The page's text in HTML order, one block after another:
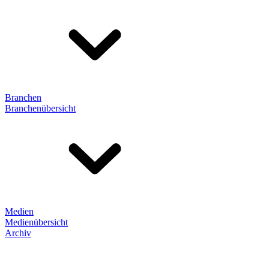
Branchen
Branchenübersicht
Medien
Medienübersicht
Archiv